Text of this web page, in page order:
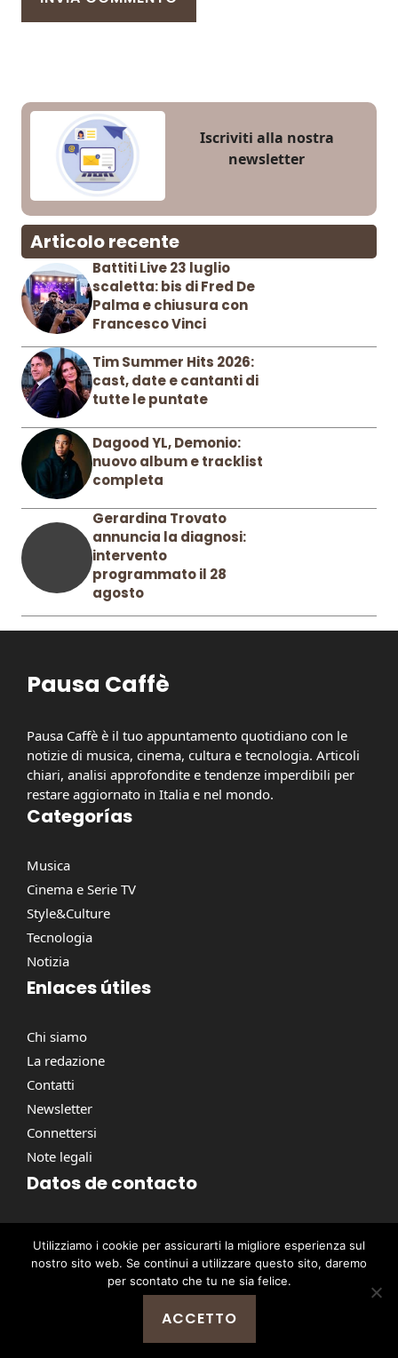
Iscriviti alla nostra
newsletter
Articolo recente
Battiti Live 23 luglio
scaletta: bis di Fred De
Palma e chiusura con
Francesco Vinci
Tim Summer Hits 2026:
cast, date e cantanti di
tutte le puntate
Dagood YL, Demonio:
nuovo album e tracklist
completa
Gerardina Trovato
annuncia la diagnosi:
intervento
programmato il 28
agosto
Pausa Caffè
Pausa Caffè è il tuo appuntamento quotidiano con le
notizie di musica, cinema, cultura e tecnologia. Articoli
chiari, analisi approfondite e tendenze imperdibili per
restare aggiornato in Italia e nel mondo.
Categorías
Musica
Cinema e Serie TV
Style&Culture
Tecnologia
Notizia
Enlaces útiles
Chi siamo
La redazione
Contatti
Newsletter
Connettersi
Note legali
Datos de contacto
contact@pausacaffe.net
+39 06 9453 2781
@ 2026 | © Tutti i diritti riservati -
Utilizziamo i cookie per assicurarti la migliore esperienza sul
nostro sito web. Se continui a utilizzare questo sito, daremo
per scontato che tu ne sia felice.
ACCETTO